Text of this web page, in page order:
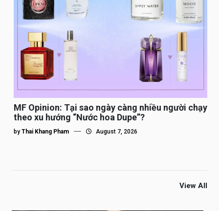
MF Opinion: Tại sao ngày càng nhiều người chạy
theo xu hướng “Nước hoa Dupe”?
by Thai Khang Pham August 7, 2026
View All